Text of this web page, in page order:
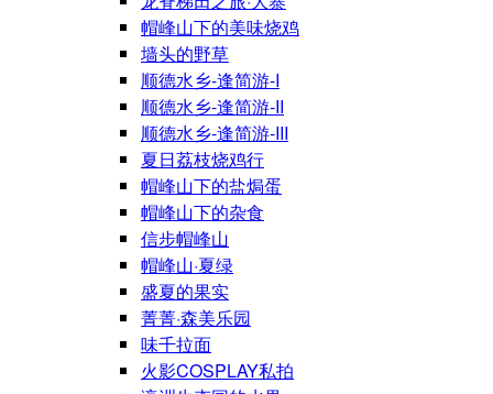
帽峰山下的美味烧鸡
墙头的野草
顺德水乡-逢简游-I
顺德水乡-逢简游-II
顺德水乡-逢简游-III
夏日荔枝烧鸡行
帽峰山下的盐焗蛋
帽峰山下的杂食
信步帽峰山
帽峰山·夏绿
盛夏的果实
菁菁·森美乐园
味千拉面
火影COSPLAY私拍